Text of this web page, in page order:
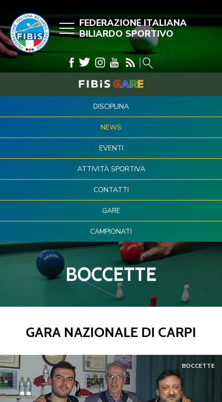
FEDERAZIONE ITALIANA
BILIARDO SPORTIVO
DISCIPLINA
NEWS
EVENTI
ATTIVITÀ SPORTIVA
CONTATTI
GARE
CAMPIONATI
BOCCETTE
GARA NAZIONALE DI CARPI
BOCCETTE